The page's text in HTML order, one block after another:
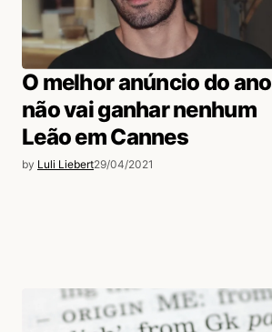
O melhor anúncio do ano
não vai ganhar nenhum
Leão em Cannes
by Luli Liebert29/04/2021